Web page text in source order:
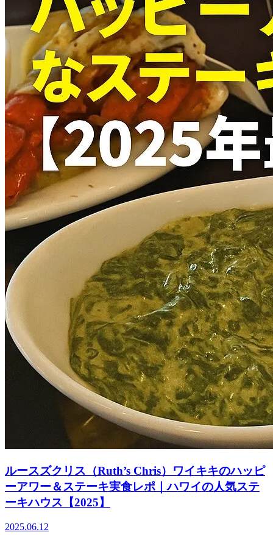
ルースズクリス（Ruth’s Chris）ワイキキのハッピ
ーアワー＆ステーキ実食レポ｜ハワイの人気ステ
ーキハウス【2025】
2025.06.12